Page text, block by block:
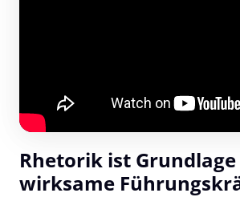
Rhetorik ist
wirksame